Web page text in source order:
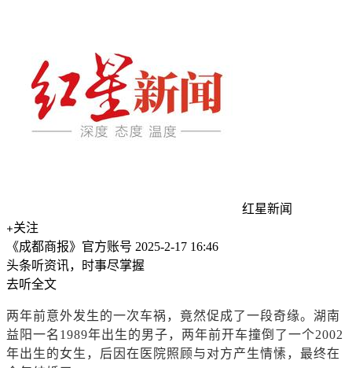
红星新闻
关注
《成都商报》官方账号 2025-2-17 16:46
头条听资讯，时事尽掌握
去听全文
两年前意外发生的一次车祸，竟然促成了一段奇缘。湖南
益阳一名1989年出生的男子，两年前开车撞倒了一个2002
年出生的女生，后因在医院照顾与对方产生情愫，最终在